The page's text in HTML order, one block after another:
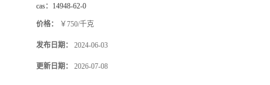
cas： 14948-62-0
价格： ￥750/千克
发布日期： 2024-06-03
更新日期： 2026-07-08